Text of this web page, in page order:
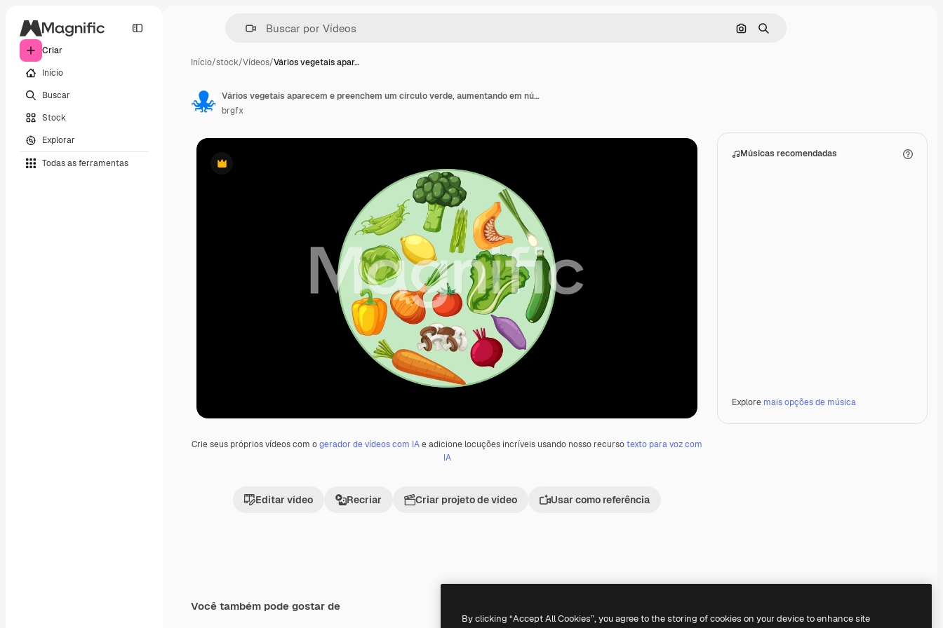
Criar
Início
Buscar
Stock
Explorar
Todas as ferramentas
Pesquisar por imagem
Buscar
Início/stock/Vídeos/Vários vegetais apar…
Premium
Crie seus próprios vídeos com ogerador de vídeos com IAe adicione locuções incríveis usando nosso recursotexto para voz com
IA
Editar vídeo Recriar Criar projeto de vídeo Usar como referência
Músicas recomendadas
Explore mais opções de música
Vários vegetais aparecem e preenchem um círculo verde, aumentando em número e disposição, estilo plano
brgfx
Você também pode gostar de
Premium
Premium Premium
PremiumGerado por IA
By clicking “Accept All Cookies”, you agree to the storing of cookies on your device to enhance site